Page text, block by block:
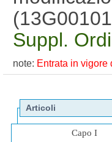
Suppl.
note: Entrata in vigore